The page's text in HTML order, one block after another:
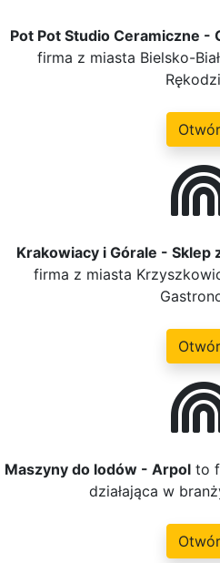
Pot Pot Studio Ceramiczne -
firma z miasta Bielsko-
Krakowiacy i Górale -
firma z miasta
Maszyny do lodów - Arpolto
działająca w